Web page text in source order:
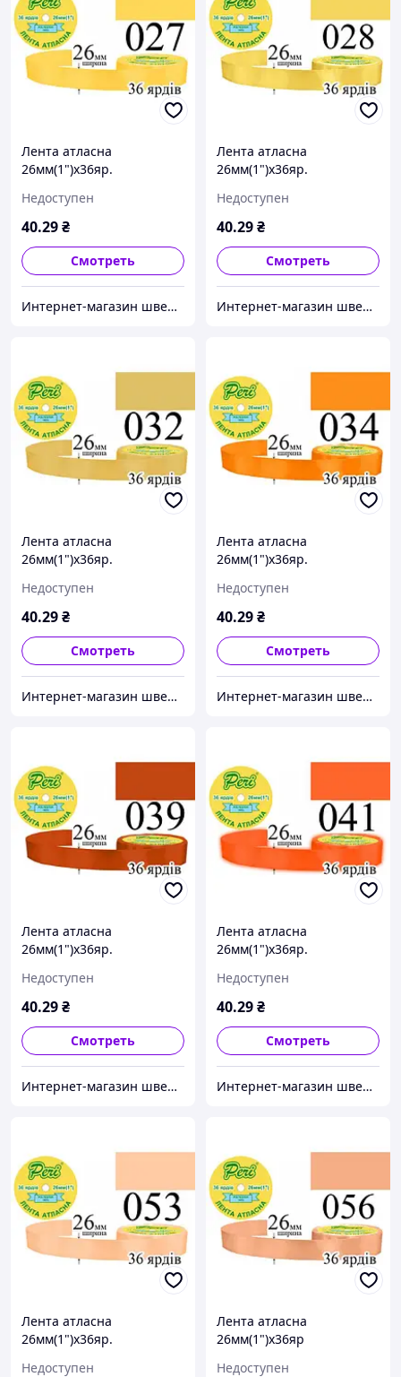
Лента атласна
26мм(1")х36яр.
(027)
Недоступен
40.29₴
Смотреть
Интернет-магазин швейной фурнитуры и тканей "Веста-Текстиль"
Лента атласна
26мм(1")х36яр.
(028)
Недоступен
40.29₴
Смотреть
Интернет-магазин швейной фурнитуры и тканей "Веста-Текстиль"
Лента атласна
26мм(1")х36яр.
(032)
Недоступен
40.29₴
Смотреть
Интернет-магазин швейной фурнитуры и тканей "Веста-Текстиль"
Лента атласна
26мм(1")х36яр.
(034)
Недоступен
40.29₴
Смотреть
Интернет-магазин швейной фурнитуры и тканей "Веста-Текстиль"
Лента атласна
26мм(1")х36яр.
(039)
Недоступен
40.29₴
Смотреть
Интернет-магазин швейной фурнитуры и тканей "Веста-Текстиль"
Лента атласна
26мм(1")х36яр.
(041)
Недоступен
40.29₴
Смотреть
Интернет-магазин швейной фурнитуры и тканей "Веста-Текстиль"
Лента атласна
26мм(1")х36яр.
Недоступен
Лента атласна
26мм(1")х36яр
Недоступен